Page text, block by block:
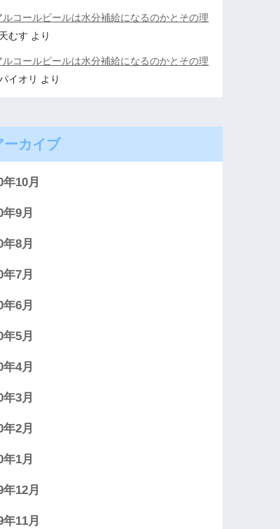
ルコールビールは水分補給になるのかとその理
天むす より
ルコールビールは水分補給になるのかとその理
イオリ より
ーカイブ
年10月
9月
8月
7月
6月
5月
4月
3月
2月
1月
年12月
年11月